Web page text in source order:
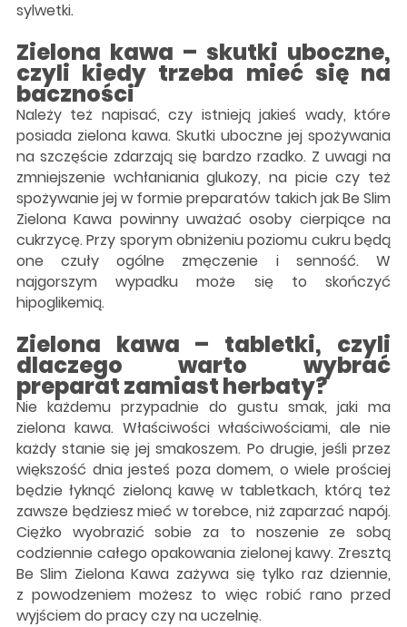
sylwetki.
Zielona kawa – skutki uboczne,
czyli kiedy trzeba mieć się na
baczności
Należy też napisać, czy istnieją jakieś wady, które
posiada zielona kawa. Skutki uboczne jej spożywania
na szczęście zdarzają się bardzo rzadko. Z uwagi na
zmniejszenie wchłaniania glukozy, na picie czy też
spożywanie jej w formie preparatów takich jak Be Slim
Zielona Kawa powinny uważać osoby cierpiące na
cukrzycę. Przy sporym obniżeniu poziomu cukru będą
one czuły ogólne zmęczenie i senność. W
najgorszym wypadku może się to skończyć
hipoglikemią.
Zielona kawa – tabletki, czyli
dlaczego warto wybrać
preparat zamiast herbaty?
Nie każdemu przypadnie do gustu smak, jaki ma
zielona kawa. Właściwości właściwościami, ale nie
każdy stanie się jej smakoszem. Po drugie, jeśli przez
większość dnia jesteś poza domem, o wiele prościej
będzie łyknąć zieloną kawę w tabletkach, którą też
zawsze będziesz mieć w torebce, niż zaparzać napój.
Ciężko wyobrazić sobie za to noszenie ze sobą
codziennie całego opakowania zielonej kawy. Zresztą
Be Slim Zielona Kawa zażywa się tylko raz dziennie,
z powodzeniem możesz to więc robić rano przed
wyjściem do pracy czy na uczelnię.